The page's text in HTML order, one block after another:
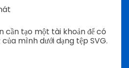
cần tạo một tài khoản để có
mình dưới dạng tệp SVG.